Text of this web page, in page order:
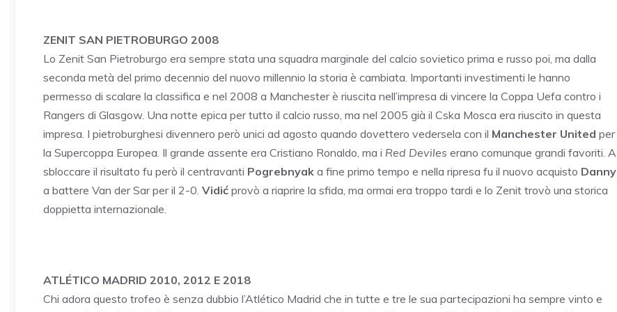
ZENIT SAN PIETROBURGO 2008
Lo Zenit San Pietroburgo era sempre stata una squadra marginale del calcio sovietico prima e russo poi, ma dalla
seconda metà del primo decennio del nuovo millennio la storia è cambiata. Importanti investimenti le hanno
permesso di scalare la classifica e nel 2008 a Manchester è riuscita nell’impresa di vincere la Coppa Uefa contro i
Rangers di Glasgow. Una notte epica per tutto il calcio russo, ma nel 2005 già il Cska Mosca era riuscito in questa
impresa. I pietroburghesi divennero però unici ad agosto quando dovettero vedersela con il Manchester United per
la Supercoppa Europea. Il grande assente era Cristiano Ronaldo, ma i Red Deviles erano comunque grandi favoriti. A
sbloccare il risultato fu però il centravanti Pogrebnyak a fine primo tempo e nella ripresa fu il nuovo acquisto Danny
a battere Van der Sar per il 2-0. Vidić provò a riaprire la sfida, ma ormai era troppo tardi e lo Zenit trovò una storica
doppietta internazionale.
ATLÉTICO MADRID 2010, 2012 E 2018
Chi adora questo trofeo è senza dubbio l’Atlético Madrid che in tutte e tre le sua partecipazioni ha sempre vinto e